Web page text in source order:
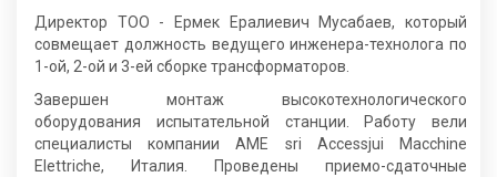
Директор ТОО - Ермек Ералиевич Мусабаев, который
совмещает должность ведущего инженера-технолога по
1-ой, 2-ой и 3-ей сборке трансформаторов.
Завершен монтаж высокотехнологического
оборудования испытательной станции. Работу вели
специалисты компании AME sri Accessjui Macchine
Elettriche, Италия. Проведены приемо-сдаточные